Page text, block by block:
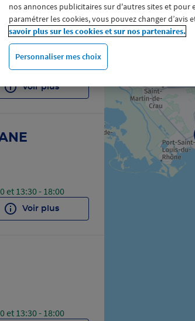
et 13:30 - 18:00
Voir plus
et 13:30 - 18:00
Voir plus
et 13:30 - 18:00
nos annonces publicitaires sur d'autres sites et pour
paramétrer les cookies, vous pouvez changer
savoir plus sur les cookies et sur nos partenaires.
Personnaliser mes choix